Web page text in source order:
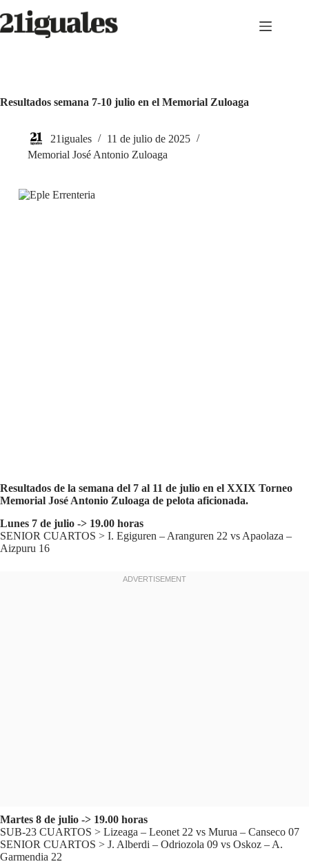
al
contenido
Resultados semana 7-10 julio en el Memorial Zuloaga
21iguales
11 de julio de 2025
Memorial José Antonio Zuloaga
Resultados de la semana del 7 al 11 de julio en el XXIX Torneo
Memorial José Antonio Zuloaga de pelota aficionada.
Lunes 7 de julio -> 19.00 horas
SENIOR CUARTOS > I. Egiguren – Aranguren 22 vs Apaolaza –
Aizpuru 16
Martes 8 de julio -> 19.00 horas
SUB-23 CUARTOS > Lizeaga – Leonet 22 vs Murua – Canseco 07
SENIOR CUARTOS > J. Alberdi – Odriozola 09 vs Oskoz – A.
Garmendia 22